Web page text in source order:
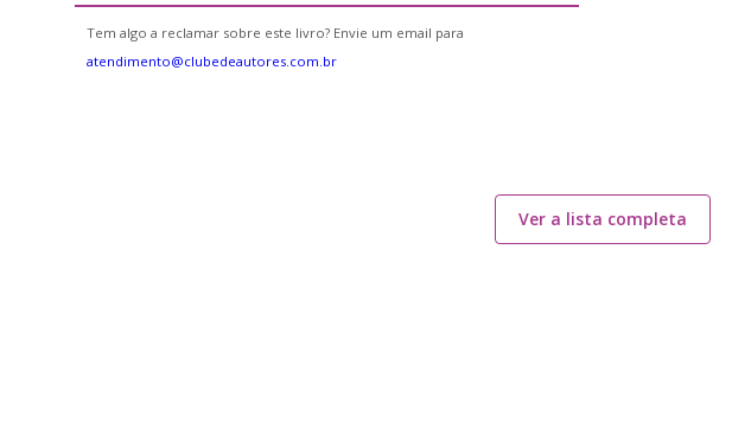
Tem algo a reclamar sobre este livro? Envie um email para
atendimento@clubedeautores.com.br
Ver a lista completa